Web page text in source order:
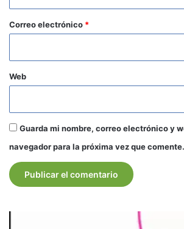
*
Correo electrónico *
Web
Guarda mi nombre, correo electrónico y
navegador para la próxima vez que comente.